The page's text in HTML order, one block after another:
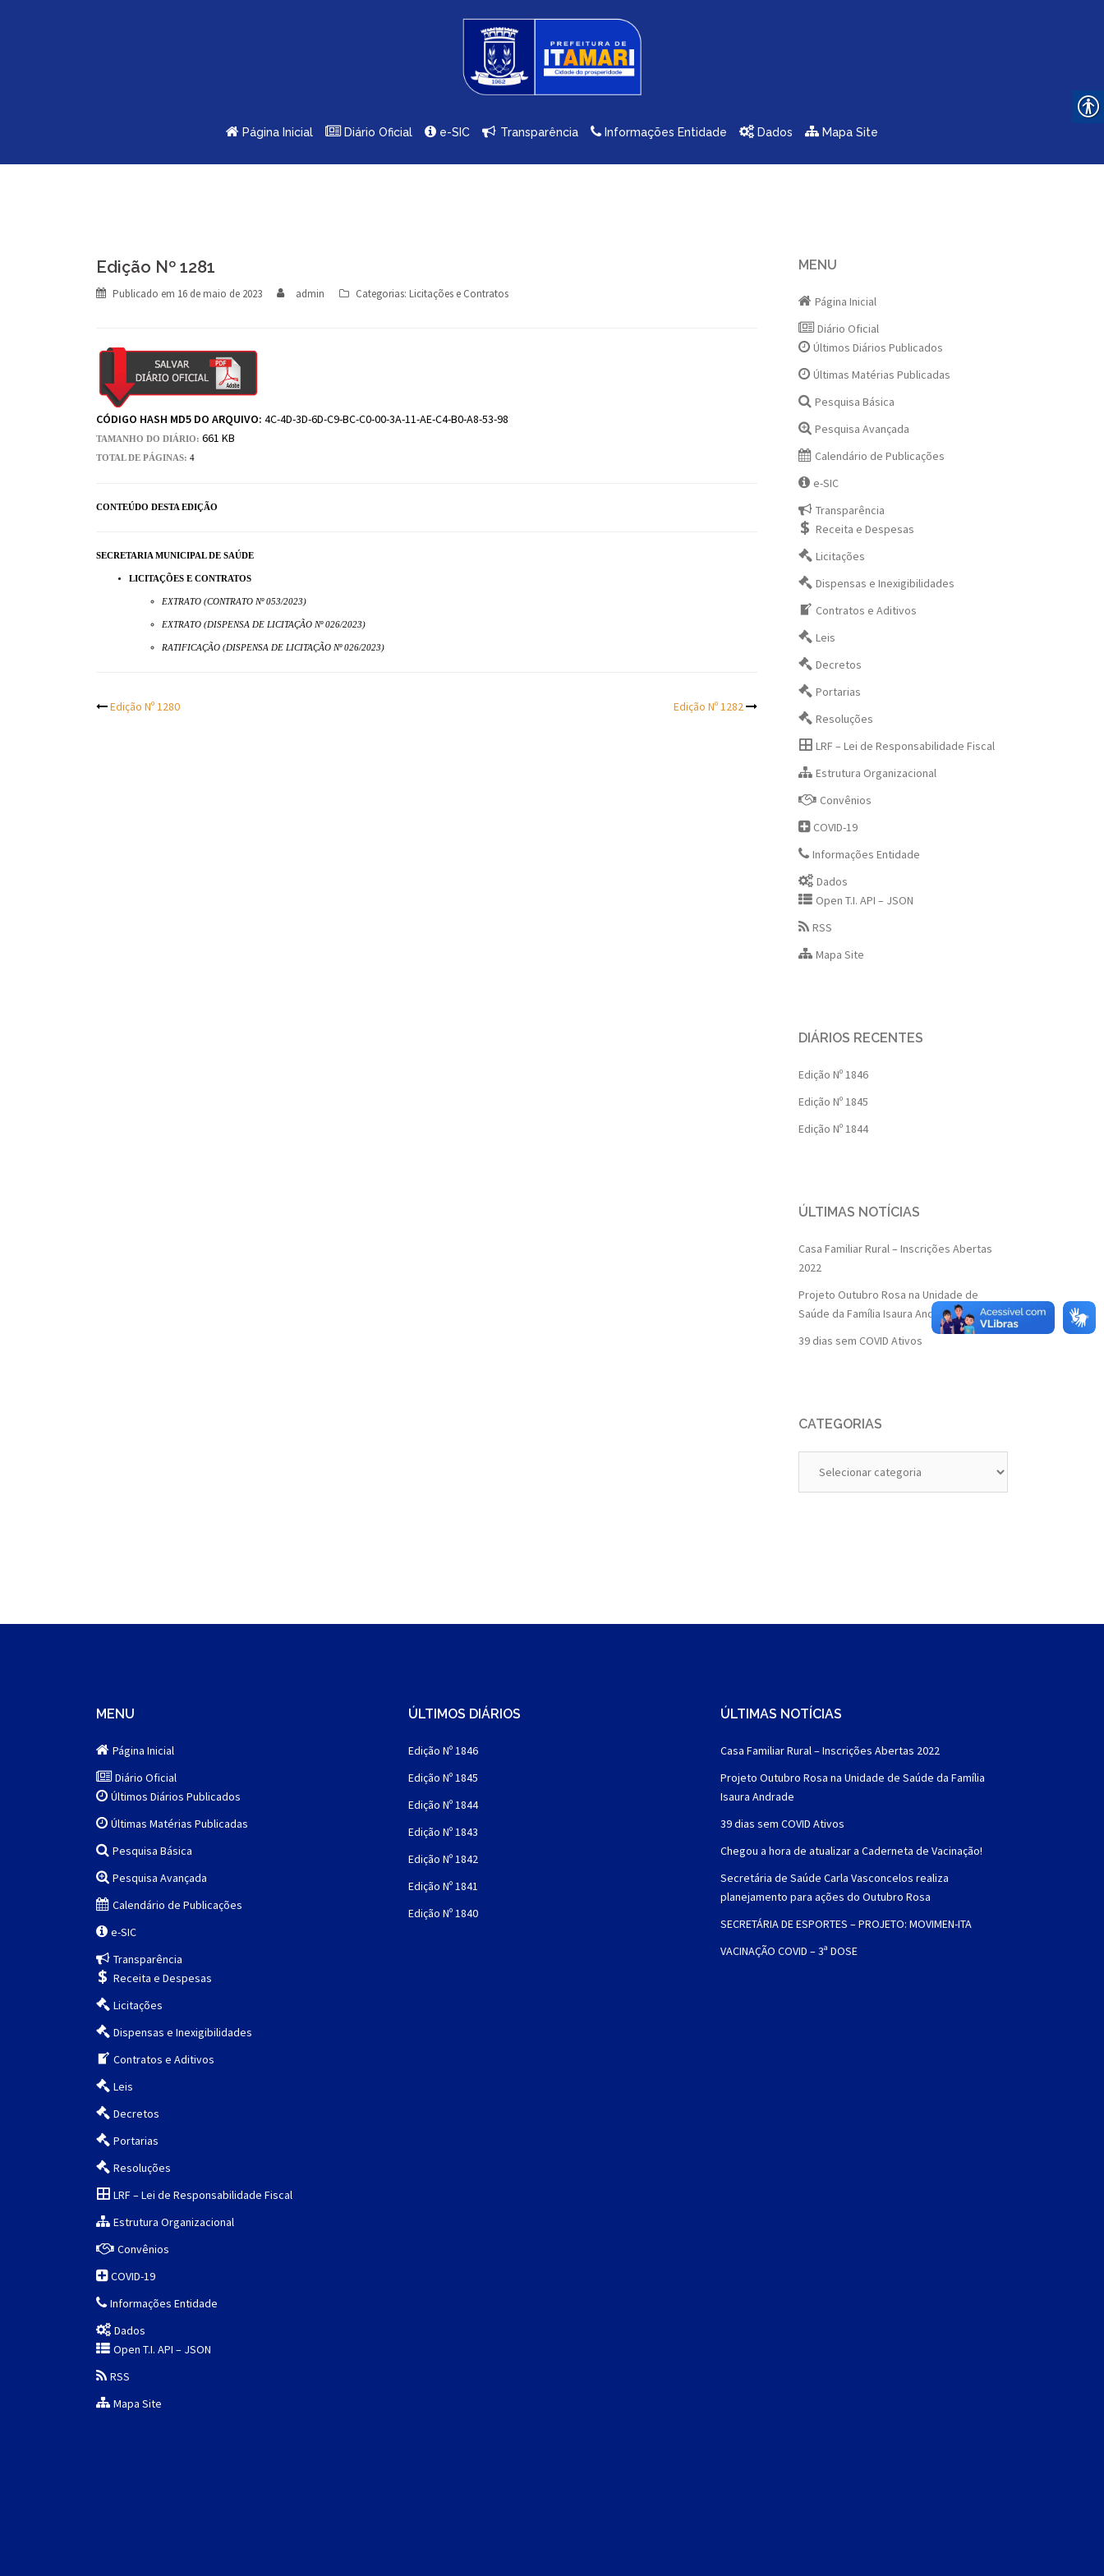
Página Inicial Diário Oficial e-SIC Transparência Informações Entidade Dados Mapa Site
Edição Nº 1281
Publicado em 16 de maio de 2023 admin Categorias: Licitações e Contratos
CÓDIGO HASH MD5 DO ARQUIVO: 4C-4D-3D-6D-C9-BC-C0-00-3A-11-AE-C4-B0-A8-53-98
TAMANHO DO DIÁRIO: 661 KB
TOTAL DE PÁGINAS: 4
CONTEÚDO DESTA EDIÇÃO
SECRETARIA MUNICIPAL DE SAÚDE
LICITAÇÕES E CONTRATOS
EXTRATO (CONTRATO Nº 053/2023)
EXTRATO (DISPENSA DE LICITAÇÃO Nº 026/2023)
RATIFICAÇÃO (DISPENSA DE LICITAÇÃO Nº 026/2023)
Post
Edição Nº 1280 Edição Nº 1282
MENU
Página Inicial
Diário Oficial
Últimos Diários Publicados
Últimas Matérias Publicadas
Pesquisa Básica
Pesquisa Avançada
Calendário de Publicações
e-SIC
Transparência
Receita e Despesas
Licitações
Dispensas e Inexigibilidades
Contratos e Aditivos
Leis
Decretos
Portarias
Resoluções
LRF – Lei de Responsabilidade Fiscal
Estrutura Organizacional
Convênios
COVID-19
Informações Entidade
Dados
Open T.I. API – JSON
RSS
Mapa Site
DIÁRIOS RECENTES
Edição Nº 1846
Edição Nº 1845
Edição Nº 1844
ÚLTIMAS NOTÍCIAS
Casa Familiar Rural – Inscrições Abertas
2022
Projeto Outubro Rosa na Unidade de
Saúde da Família Isaura Andrade
39 dias sem COVID Ativos
CATEGORIAS
MENU
Página Inicial
Diário Oficial
Últimos Diários Publicados
Últimas Matérias Publicadas
Pesquisa Básica
Pesquisa Avançada
Calendário de Publicações
e-SIC
Transparência
Receita e Despesas
Licitações
Dispensas e Inexigibilidades
Contratos e Aditivos
Leis
Decretos
Portarias
Resoluções
LRF – Lei de Responsabilidade Fiscal
Estrutura Organizacional
Convênios
COVID-19
Informações Entidade
Dados
Open T.I. API – JSON
RSS
Mapa Site
ÚLTIMOS DIÁRIOS
Edição Nº 1846
Edição Nº 1845
Edição Nº 1844
Edição Nº 1843
Edição Nº 1842
Edição Nº 1841
Edição Nº 1840
ÚLTIMAS NOTÍCIAS
Casa Familiar Rural – Inscrições Abertas 2022
Projeto Outubro Rosa na Unidade de Saúde da Família
Isaura Andrade
39 dias sem COVID Ativos
Chegou a hora de atualizar a Caderneta de Vacinação!
Secretária de Saúde Carla Vasconcelos realiza
planejamento para ações do Outubro Rosa
SECRETÁRIA DE ESPORTES – PROJETO: MOVIMEN-ITA
VACINAÇÃO COVID – 3ª DOSE